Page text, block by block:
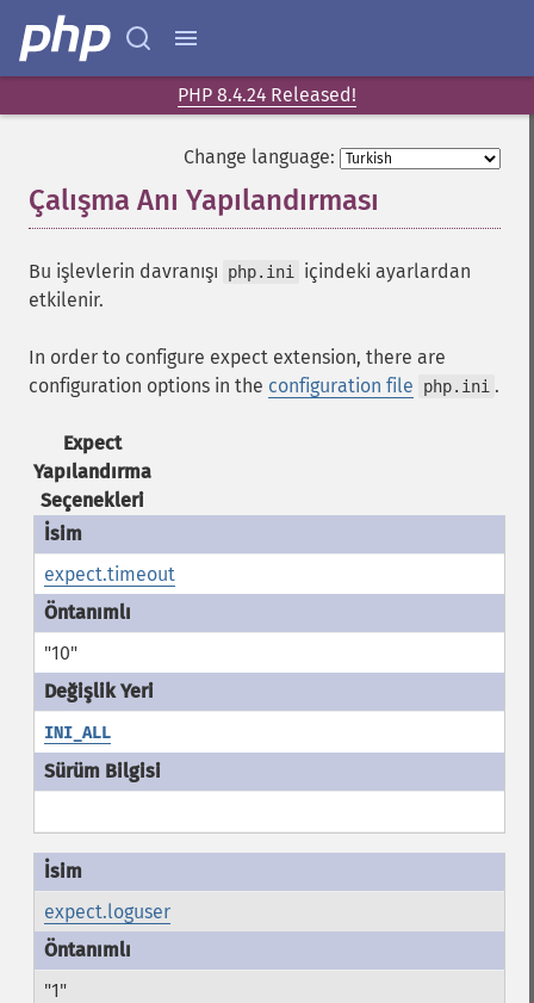
PHP 8.4.24 Released!
Change language:
Çalışma Anı Yapılandırması
Bu işlevlerin davranışı php.ini
içindeki ayarlardan
etkilenir.
In order to configure expect extension, there are
configuration options in the configuration file php.ini .
Expect
Yapılandırma
Seçenekleri
expect.timeout
"10"
INI_ALL
expect.loguser
"1"